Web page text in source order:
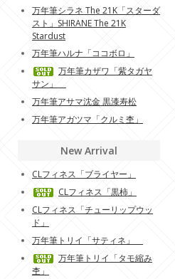
万年筆シラネ The 21K「スターダ
スト」SHIRANE The 21K
Stardust
万年筆ハルナ「ココボロ」
万年筆カザワ「紫タガヤ
サン」
万年筆アサマ沈金 黒漆寿松
万年筆アガツマ「クルミ杢」
New Arrival
CLフィネス「ブライヤー」
CLフィネス「黒柿」
CLフィネス「チューリップウッ
ド」
万年筆トリイ「サティネ」
万年筆トリイ「タモ縮み
杢」